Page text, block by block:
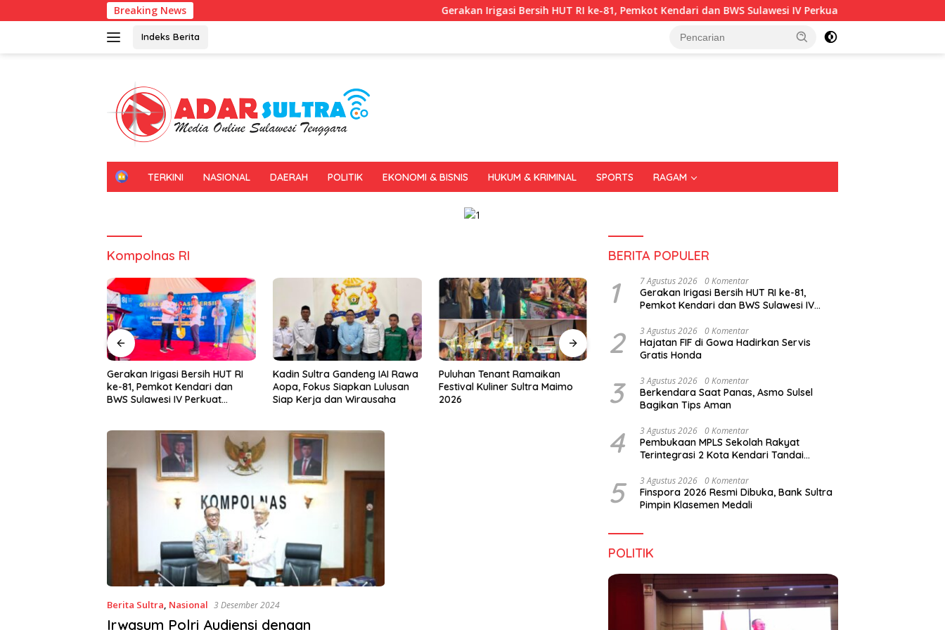
ke
Breaking News Gerakan Irigasi Bersih HUT RI ke-81, Pemkot Kendari dan BWS Sulawesi IV Perkuat Sinergi Jaga Irigasi Amohalo
Indeks Berita
H
TERKINI NASIONAL DAERAH POLITIK EKONOMI & BISNIS HUKUM & KRIMINAL SPORTS RAGAM
Kompolnas RI
Kadin Sultra Gandeng IAI Rawa
Aopa, Fokus Siapkan Lulusan
Siap Kerja dan Wirausaha
Puluhan Tenant Ramaikan
Festival Kuliner Sultra Maimo
2026
Tiga Kabupaten Sultra Nikmati
Layanan Imigrasi Terintegrasi
Batas Negara
Sultra Terus Maju, Namun
Infrastruktur Pariwisata dan
Berita Sultra, Nasional 3 Desember 2024
Irwasum Polri Audiensi dengan
BERITA POPULER
1 7 Agustus 2026 0 Komentar
Gerakan Irigasi Bersih HUT RI ke-81,
Pemkot Kendari dan BWS Sulawesi IV
2 3 Agustus 2026 0 Komentar
Hajatan FIF di Gowa Hadirkan Servis
Gratis Honda
3 3 Agustus 2026 0 Komentar
Berkendara Saat Panas, Asmo Sulsel
Bagikan Tips Aman
4 3 Agustus 2026 0 Komentar
Pembukaan MPLS Sekolah Rakyat
Terintegrasi 2 Kota Kendari Tandai
5 3 Agustus 2026 0 Komentar
Finspora 2026 Resmi Dibuka, Bank Sultra
Pimpin Klasemen Medali
POLITIK